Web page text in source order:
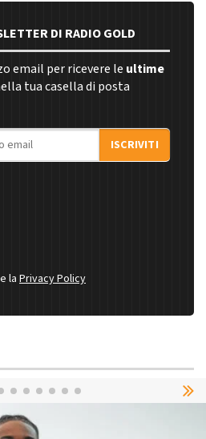
DI RADIO GOLD
email per ricevere le ultime
tua casella di posta
ISCRIVITI
laPrivacy Policy